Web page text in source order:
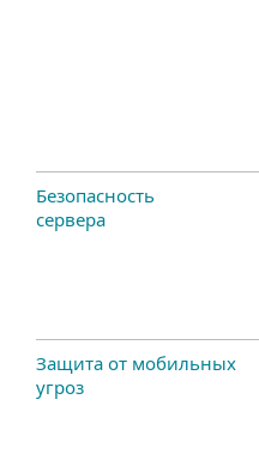
Безопасность
сервера
Защита от мобильных
угроз